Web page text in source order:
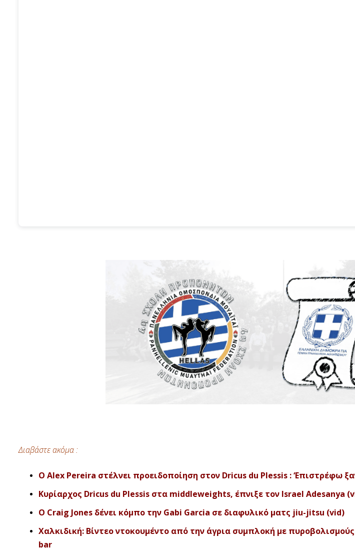
Διαβάστε ακόμα :
O Alex Pereira στέλνει προειδοποίηση στον Dricus du Plessis : ‘Επιστρέφω
Κυρίαρχος Dricus du Plessis στα middleweights, έπνιξε τον Israel Adesanya
Ο Craig Jones δένει κόμπο την Gabi Garcia σε διαφυλικό ματς jiu-jitsu (vid)
Χαλκιδική: Βίντεο ντοκουμέντο από την άγρια συμπλοκή με
bar